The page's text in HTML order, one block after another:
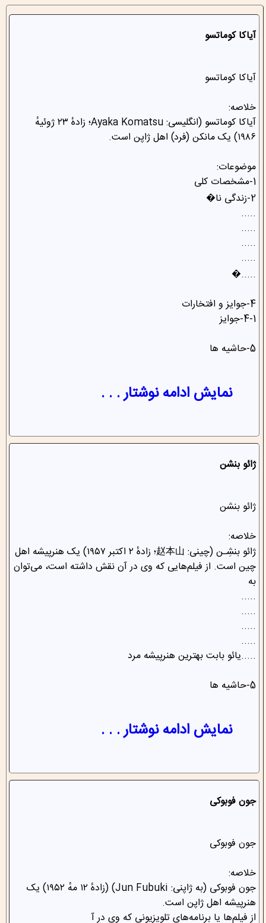
آیاکا کوماتسو
آیاکا کوماتسو
خلاصه:
آیاکا کوماتسو (انگلیسی: Ayaka Komatsu؛ زادهٔ ۲۳ ژوئیهٔ
۱۹۸۶) یک مانکن (فرد) اهل ژاپن است.
موضوعات:
1-مشخصات کلی
2-زندگی نا�
.....
.....
.....
.....
.....�
4-جوایز و افتخارات
4-1-جوایز
5-حاشیه ها
نمایش ادامه نوشتار . . .
ژائو بنشن
ژائو بنشن
خلاصه:
ژائو بنشِـن (چینی: 赵本山؛ زادهٔ ۲ اکتبر ۱۹۵۷) یک هنرپیشه اهل
چین است. از فیلم‌هایی که وی در آن نقش داشته است، می‌توان
به
.....
.....
.....
.....
.....یائو بابت بهترین هنرپیشه مرد
5-حاشیه ها
نمایش ادامه نوشتار . . .
جون فوبوکی
جون فوبوکی
خلاصه:
جون فوبوکی (به ژاپنی: Jun Fubuki) (زادهٔ ۱۲ مهٔ ۱۹۵۲) یک
هنرپیشه اهل ژاپن است.
از فیلم‌ها یا برنامه‌های تلویزیونی که وی در آ